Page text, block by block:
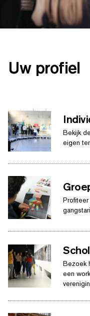
Uw profiel
Bekijk
eigen
Bezoek
een